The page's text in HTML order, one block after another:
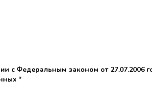
с Федеральным законом от 27.07.2006
*